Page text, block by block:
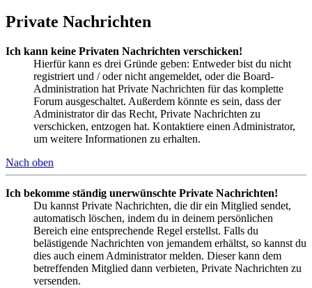
Private Nachrichten
Ich kann keine Privaten Nachrichten verschicken!
Hierfür kann es drei Gründe geben: Entweder bist du nicht
registriert und / oder nicht angemeldet, oder die Board-
Administration hat Private Nachrichten für das komplette
Forum ausgeschaltet. Außerdem könnte es sein, dass der
Administrator dir das Recht, Private Nachrichten zu
verschicken, entzogen hat. Kontaktiere einen Administrator,
um weitere Informationen zu erhalten.
Nach oben
Ich bekomme ständig unerwünschte Private Nachrichten!
Du kannst Private Nachrichten, die dir ein Mitglied sendet,
automatisch löschen, indem du in deinem persönlichen
Bereich eine entsprechende Regel erstellst. Falls du
belästigende Nachrichten von jemandem erhältst, so kannst du
dies auch einem Administrator melden. Dieser kann dem
betreffenden Mitglied dann verbieten, Private Nachrichten zu
versenden.